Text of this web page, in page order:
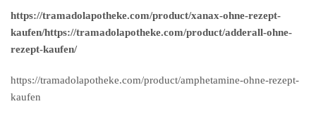
https://tramadolapotheke.com/product/xanax-ohne-rezept-
kaufen/https://tramadolapotheke.com/product/adderall-ohne-
rezept-kaufen/
https://tramadolapotheke.com/product/amphetamine-ohne-rezept-
kaufen